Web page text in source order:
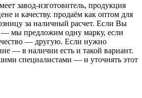
завод-изготовитель, продукция
и качеству. продаём как оптом для
за наличный расчет. Если Вы
мы предложим одну марку, если
— другую. Если нужно
— в наличии есть и такой вариант.
специалистами — и уточнять этот